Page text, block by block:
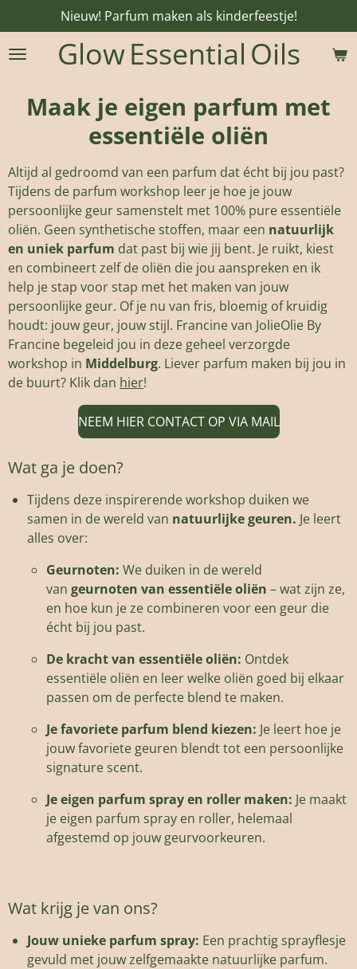
direct
naar
GlowEssential Oils
Nieuw! Parfum maken als kinderfeestje!
Maak je eigen parfum met
essentiële oliën
Altijd al gedroomd van een parfum dat écht bij jou past?
Tijdens de parfum workshop leer je hoe je jouw
persoonlijke geur samenstelt met 100% pure essentiële
oliën. Geen synthetische stoffen, maar een natuurlijk
en uniek parfum dat past bij wie jij bent. Je ruikt, kiest
en combineert zelf de oliën die jou aanspreken en ik
help je stap voor stap met het maken van jouw
persoonlijke geur. Of je nu van fris, bloemig of kruidig
houdt: jouw geur, jouw stijl. Francine van JolieOlie By
Francine begeleid jou in deze geheel verzorgde
workshop in Middelburg. Liever parfum maken bij jou in
de buurt? Klik dan hier!
NEEM HIER CONTACT OP VIA MAIL
Wat ga je doen?
Tijdens deze inspirerende workshop duiken we
samen in de wereld van natuurlijke geuren. Je leert
alles over:
Geurnoten: We duiken in de wereld
van geurnoten van essentiële oliën – wat zijn ze,
en hoe kun je ze combineren voor een geur die
écht bij jou past.
De kracht van essentiële oliën: Ontdek
essentiële oliën en leer welke oliën goed bij elkaar
passen om de perfecte blend te maken.
Je favoriete parfum blend kiezen: Je leert hoe je
jouw favoriete geuren blendt tot een persoonlijke
signature scent.
Je eigen parfum spray en roller maken: Je maakt
je eigen parfum spray en roller, helemaal
afgestemd op jouw geurvoorkeuren.
Wat krijg je van ons?
Jouw unieke parfum spray: Een prachtig sprayflesje
gevuld met jouw zelfgemaakte natuurlijke parfum.